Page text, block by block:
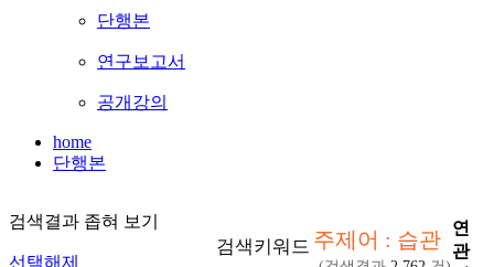
단행본
연구보고서
공개강의
home
단행본
검색결과 좁혀 보기
선택해제
검색키워드 주제어 : 습관
연
관